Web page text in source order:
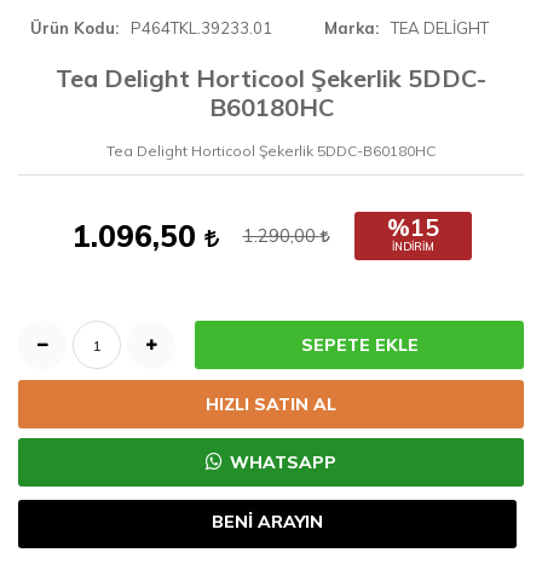
Ürün Kodu P464TKL.39233.01 Marka TEA DELİGHT
Tea Delight Horticool Şekerlik 5DDC-
B60180HC
Tea Delight Horticool Şekerlik 5DDC-B60180HC
1.096,50 1.290,00 %15
İNDIRIM
SEPETE EKLE
HIZLI SATIN AL
WHATSAPP
BENİ ARAYIN